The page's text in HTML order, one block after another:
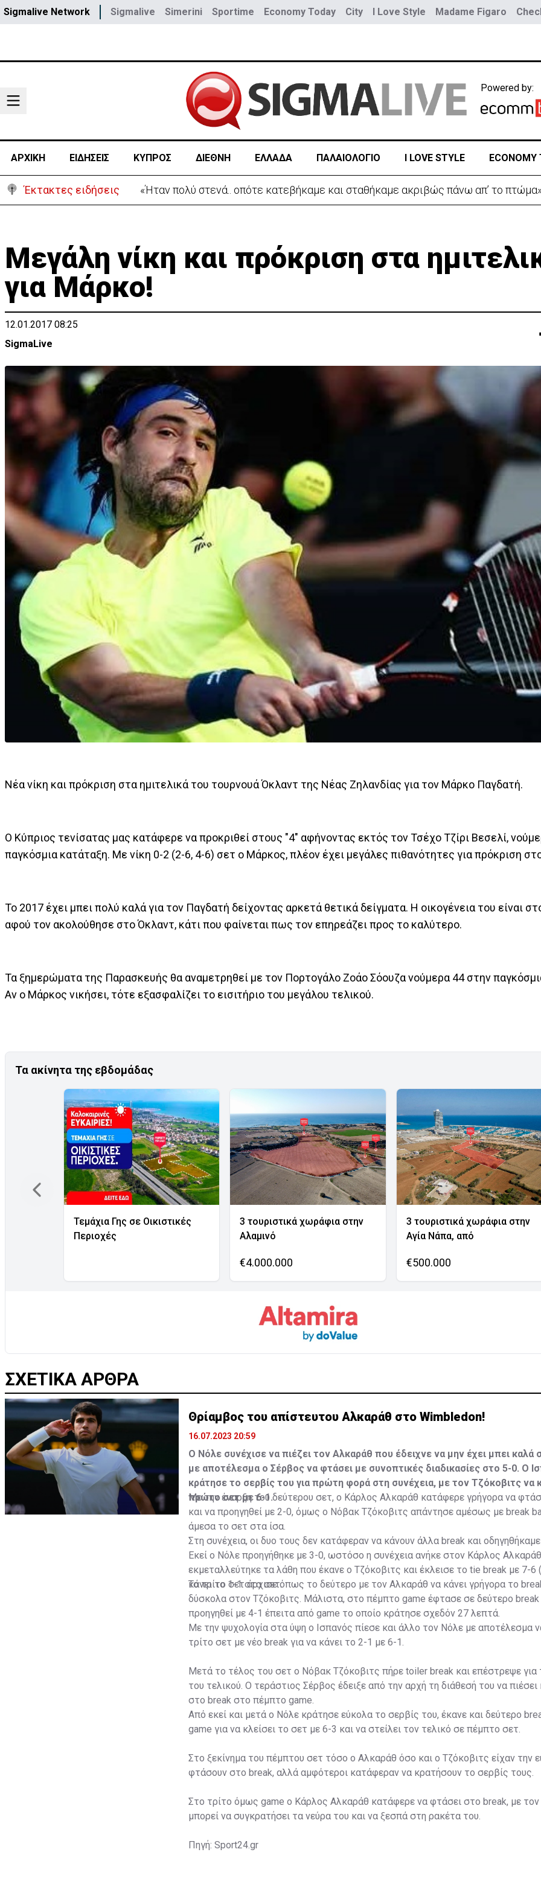
Sigmalive Network Sigmalive Simerini Sportime Economy Today City I Love Style Madame Figaro
Powered by:
ΑΡΧΙΚΗ ΕΙΔΗΣΕΙΣ ΚΥΠΡΟΣ ΔΙΕΘΝΗ ΕΛΛΑΔΑ ΠΑΛΑΙΟΛΟΓΙΟ I LOVE STYLE ECONOMY
Έκτακτες ειδήσεις «Ήταν πολύ στενά.. οπότε κατεβήκαμε και σταθήκαμε ακριβώς πάνω απ’ το
Μεγάλη νίκη και πρόκριση στα
για Μάρκο!
12.01.2017 08:25
SigmaLive
Νέα νίκη και πρόκριση στα ημιτελικά του τουρνουά Όκλαντ της Νέας Ζηλανδίας για τον Μάρκο Παγδατή.
Ο Κύπριος τενίσατας μας κατάφερε να προκριθεί στους "4" αφήνοντας εκτός τον Τσέχο Τζίρι Βεσελί,
παγκόσμια κατάταξη. Με νίκη 0-2 (2-6, 4-6) σετ ο Μάρκος, πλέον έχει μεγάλες πιθανότητες για πρόκριση
Το 2017 έχει μπει πολύ καλά για τον Παγδατή δείχοντας αρκετά θετικά δείγματα. Η οικογένεια του είναι
αφού τον ακολούθησε στο Όκλαντ, κάτι που φαίνεται πως τον επηρεάζει προς το καλύτερο.
Τα ξημερώματα της Παρασκευής θα αναμετρηθεί με τον Πορτογάλο Ζοάο Σόουζα νούμερα 44 στην
Αν ο Μάρκος νικήσει, τότε εξασφαλίζει το εισιτήριο του μεγάλου τελικού.
Τα ακίνητα της εβδομάδας
Τεμάχια Γης σε Οικιστικές
Περιοχές
3 τουριστικά χωράφια στην
Αλαμινό
€4.000.000
3 τουριστικά χωράφια στην
Αγία Νάπα, από
€500.000
ΣΧΕΤΙΚΑ ΑΡΘΡΑ
Θρίαμβος του απίστευτου Αλκαράθ στο Wimbledon!
16.07.2023 20:59
Ο Νόλε συνέχισε να πιέζει τον Αλκαράθ που έδειχνε να μην έχει μπει καλά
με αποτέλεσμα ο Σέρβος να φτάσει με συνοπτικές διαδικασίες στο 5-0. Ο
κράτησε το σερβίς του για πρώτη φορά στη συνέχεια, με τον Τζόκοβιτς να
πρώτο σετ με 6-1.
Με την έναρξη του δεύτερου σετ, ο Κάρλος Αλκαράθ κατάφερε γρήγορα να
και να προηγηθεί με 2-0, όμως ο Νόβακ Τζόκοβιτς απάντησε αμέσως με break
άμεσα το σετ στα ίσα.
Στη συνέχεια, οι δυο τους δεν κατάφεραν να κάνουν άλλα break και
Εκεί ο Νόλε προηγήθηκε με 3-0, ωστόσο η συνέχεια ανήκε στον Κάρλος
εκμεταλλεύτηκε τα λάθη που έκανε ο Τζόκοβιτς και έκλεισε το tie break με 7-6
κάνει το 1-1 στα σετ.
Το τρίτο σετ άρχισε όπως το δεύτερο με τον Αλκαράθ να κάνει γρήγορα το
δύσκολα στον Τζόκοβιτς. Μάλιστα, στο πέμπτο game έφτασε σε δεύτερο break
προηγηθεί με 4-1 έπειτα από game το οποίο κράτησε σχεδόν 27 λεπτά.
Με την ψυχολογία στα ύψη ο Ισπανός πίεσε και άλλο τον Νόλε με αποτέλεσμα
τρίτο σετ με νέο break για να κάνει το 2-1 με 6-1.
Μετά το τέλος του σετ ο Νόβακ Τζόκοβιτς πήρε toiler break και επέστρεψε για
του τελικού. Ο τεράστιος Σέρβος έδειξε από την αρχή τη διάθεσή του να
στο break στο πέμπτο game.
Από εκεί και μετά ο Νόλε κράτησε εύκολα το σερβίς του, έκανε και δεύτερο
game για να κλείσει το σετ με 6-3 και να στείλει τον τελικό σε πέμπτο σετ.
Στο ξεκίνημα του πέμπτου σετ τόσο ο Αλκαράθ όσο και ο Τζόκοβιτς είχαν την
φτάσουν στο break, αλλά αμφότεροι κατάφεραν να κρατήσουν το σερβίς τους.
Στο τρίτο όμως game ο Κάρλος Αλκαράθ κατάφερε να φτάσει στο break, με
μπορεί να συγκρατήσει τα νεύρα του και να ξεσπά στη ρακέτα του.
Πηγή: Sport24.gr